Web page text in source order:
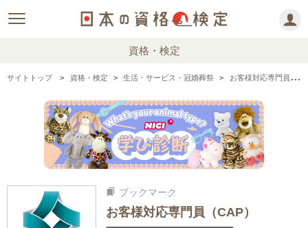
資格・検定
サイトトップ 資格・検定 生活・サービス・冠婚葬祭 お客様対応専門員（CAP）の情報まとめ・口コミ・体験談
bookmarks ブックマーク
お客様対応専門員（CAP）